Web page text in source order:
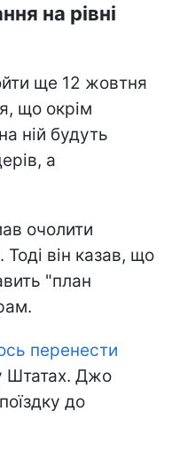
на рівні
ще 12 жовтня
що окрім
ній будуть
а
очолити
він казав, що
"план
перенести
Штатах. Джо
до